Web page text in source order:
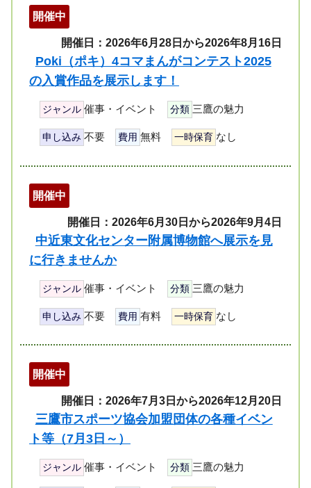
開催中
開催日：2026年6月28日から2026年8月16日
Poki（ポキ）4コマまんがコンテスト2025
の入賞作品を展示します！
ジャンル 催事・イベント 分類 三鷹の魅力
申し込み 不要 費用 無料 一時保育 なし
開催中
開催日：2026年6月30日から2026年9月4日
中近東文化センター附属博物館へ展示を見
に行きませんか
ジャンル 催事・イベント 分類 三鷹の魅力
申し込み 不要 費用 有料 一時保育 なし
開催中
開催日：2026年7月3日から2026年12月20日
三鷹市スポーツ協会加盟団体の各種イベン
ト等（7月3日～）
ジャンル 催事・イベント 分類 三鷹の魅力